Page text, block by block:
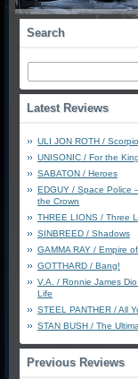
Search
Latest Reviews
ULI JON ROTH /
UNISONIC / For the
SABATON / Heroes
EDGUY / Space Police
the Crown
THREE LIONS / Three
SINBREED / Shadows
GAMMA RAY / Empire
GOTTHARD / Bang!
V.A. / Ronnie James
Life
STEEL PANTHER / All
STAN BUSH / The
Previous Reviews